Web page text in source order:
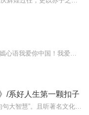
/系好人生第一颗扣子